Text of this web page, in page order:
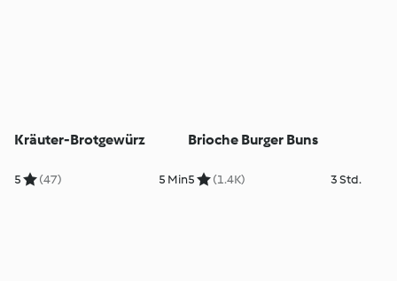
Kräuter-Brotgewürz
5 (47) 5 Min
Brioche Burger Buns
5 (1.4K) 3 Std.